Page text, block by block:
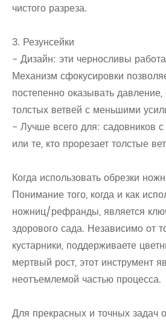
чистого разреза.
3. Резунсейки
- Дизайн: эти черносливы
Механизм сфокусировки
постепенно оказывать давление,
толстых ветвей с меньшими
- Лучше всего для: садовников
или те, кто прорезает толстые
Когда использовать обрезки
Понимание того, когда и как
ножниц/рефранды, является
здорового сада. Независимо от
кустарники, поддерживаете
мертвый рост, этот инструмент
неотъемлемой частью процесса.
Для прекрасных и точных задач